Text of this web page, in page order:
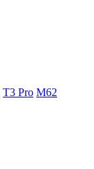
T3 Pro M62